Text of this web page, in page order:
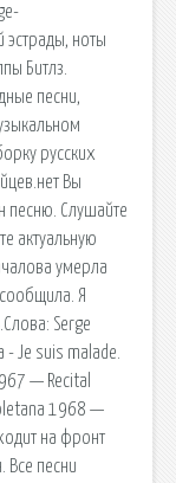
ноты
Битлз.
песни,
русских
Вы
песню. Слушайте
актуальную
умерла
Я
Serge
- Je suis malade.
— Recital
1968 —
на фронт
Все песни